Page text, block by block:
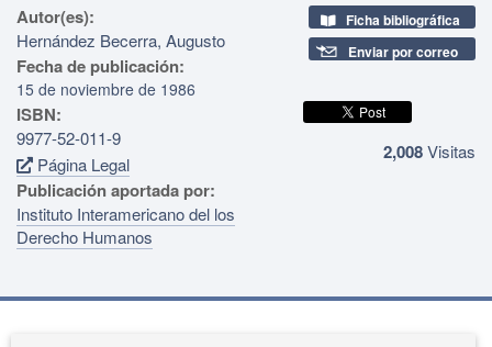
Autor(es):
Hernández Becerra, Augusto
Fecha de publicación:
15 de noviembre de 1986
ISBN:
9977-52-011-9
Página Legal
Publicación aportada por:
Instituto Interamericano del los
Derecho Humanos
Ficha bibliográfica
Enviar por correo
2,008Visitas